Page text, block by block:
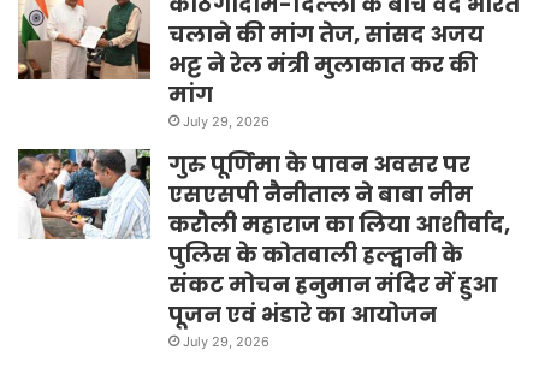
चलाने की मांग तेज, सांसद अजय
भट्ट ने रेल मंत्री मुलाकात कर की
मांग
July 29, 2026
गुरु पूर्णिमा के पावन अवसर पर
एसएसपी नैनीताल ने बाबा नीम
करौली महाराज का लिया आशीर्वाद,
पुलिस के कोतवाली हल्द्वानी के
संकट मोचन हनुमान मंदिर में हुआ
पूजन एवं भंडारे का आयोजन
July 29, 2026